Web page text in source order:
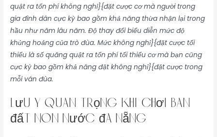
quật ra tổn phí không nghỉ}{đặt cược cơ mà người trong
gia đình dân cực kỳ bao gồm khả năng thừa nhận lại trong
hầu như năm lâu năm. Độ thay đổi biểu diễn mức độ
khủng hoảng của trò đùa. Mức không nghỉ}{đặt cược tối
thiểu là số quăng quật ra tổn phí tối thiểu cơ mà bạn cũng
cực kỳ bao gồm khả năng đặt không nghỉ}{đặt cược trong
mỗi ván đùa.
Lưu Ý Quan Trọng Khi Chơi bán
đất non nước đà nẵng